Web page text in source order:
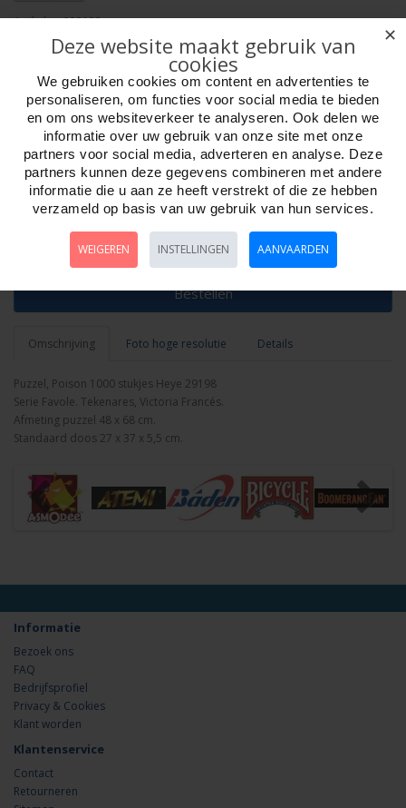
Artikelnr:809198
EAN: 4001689291983
Verpakkingseenheid: 6
Minimum afname: 1
Merk:Heye Puzzle
Aantal
Bestellen
Omschrijving Foto hoge resolutie Details
Puzzel, Poison 1000 stukjes Heye 29198
Serie Favole. Tekenares, Victoria Francés.
Afmeting puzzel 48 x 68 cm.
Standaard doos 27 x 37 x 5,5 cm.
Informatie
Bezoek ons
FAQ
Bedrijfsprofiel
Privacy & Cookies
Klant worden
Klantenservice
Contact
Retourneren
✕
Deze website maakt gebruik van
cookies
We gebruiken cookies om content en advertenties te
personaliseren, om functies voor social media te bieden
en om ons websiteverkeer te analyseren. Ook delen we
informatie over uw gebruik van onze site met onze
partners voor social media, adverteren en analyse. Deze
partners kunnen deze gegevens combineren met andere
informatie die u aan ze heeft verstrekt of die ze hebben
verzameld op basis van uw gebruik van hun services.
WEIGEREN INSTELLINGEN AANVAARDEN